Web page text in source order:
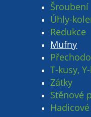
Šroubení
Úhly-
Redukce
Mufny
T-kusy,
Zátky
Stěnové